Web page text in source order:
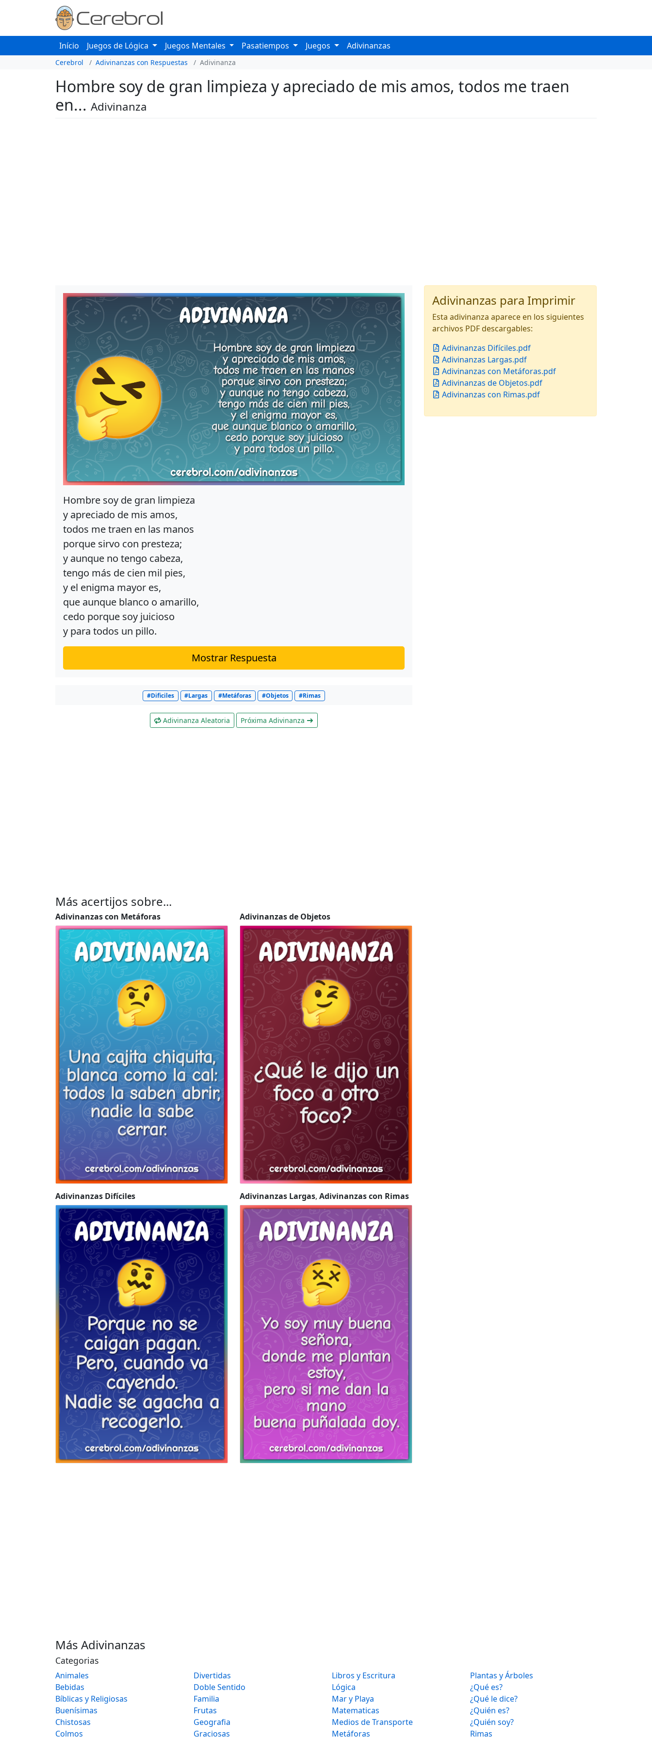
Início Juegos de Lógica Juegos Mentales Pasatiempos Juegos Adivinanzas
Cerebrol Adivinanzas con Respuestas Adivinanza
Hombre soy de gran limpieza y apreciado de mis amos, todos me traen
en... Adivinanza
Hombre soy de gran limpieza
y apreciado de mis amos,
todos me traen en las manos
porque sirvo con presteza;
y aunque no tengo cabeza,
tengo más de cien mil pies,
y el enigma mayor es,
que aunque blanco o amarillo,
cedo porque soy juicioso
y para todos un pillo.
Mostrar Respuesta
#Dificiles #Largas #Metáforas #Objetos #Rimas
Adivinanza Aleatoria Próxima Adivinanza
Adivinanzas para Imprimir
Esta adivinanza aparece en los siguientes
archivos PDF descargables:
Adivinanzas Difíciles.pdf
Adivinanzas Largas.pdf
Adivinanzas con Metáforas.pdf
Adivinanzas de Objetos.pdf
Adivinanzas con Rimas.pdf
Más acertijos sobre...
Adivinanzas con Metáforas Adivinanzas de Objetos
Adivinanzas Difíciles Adivinanzas Largas, Adivinanzas con Rimas
Más Adivinanzas
Categorias
Animales
Bebidas
Bíblicas y Religiosas
Buenísimas
Chistosas
Colmos
Divertidas
Doble Sentido
Familia
Frutas
Geografia
Graciosas
Libros y Escritura
Lógica
Mar y Playa
Matematicas
Medios de Transporte
Metáforas
Plantas y Árboles
¿Qué es?
¿Qué le dice?
¿Quién es?
¿Quién soy?
Rimas